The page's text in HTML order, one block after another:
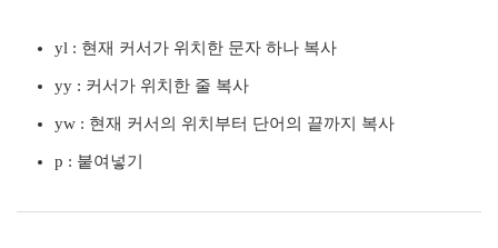
yl : 현재 커서가 위치한 문자 하나 복사
yy : 커서가 위치한 줄 복사
yw : 현재 커서의 위치부터 단어의 끝까지 복사
p : 붙여넣기